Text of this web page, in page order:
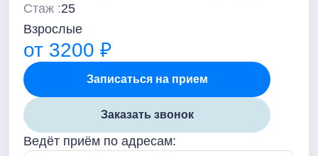
Стаж :25
Взрослые
от 3200 ₽
Записаться на прием
Заказать звонок
Ведёт приём по адресам: